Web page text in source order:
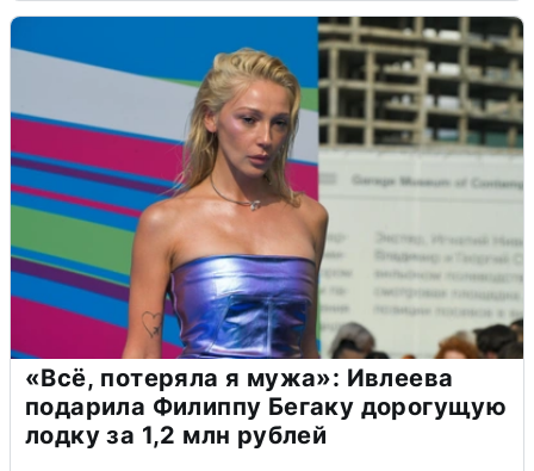
«Всё, потеряла я мужа»: Ивлеева
подарила Филиппу Бегаку дорогущую
лодку за 1,2 млн рублей